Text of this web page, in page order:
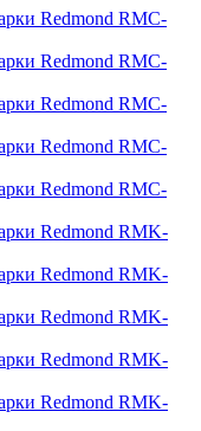
Redmond RMC-
Redmond RMC-
Redmond RMC-
Redmond RMC-
Redmond RMC-
Redmond RMK-
Redmond RMK-
Redmond RMK-
Redmond RMK-
Redmond RMK-